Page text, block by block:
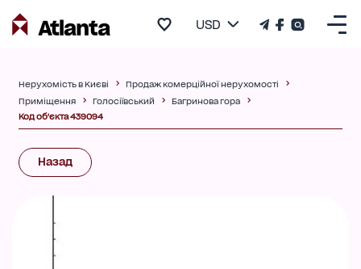
USD
Нерухомість в Києві
Продаж комерційної нерухомості
Приміщення
Голосіївський
Багринова гора
Код об'єкта 439094
Назад